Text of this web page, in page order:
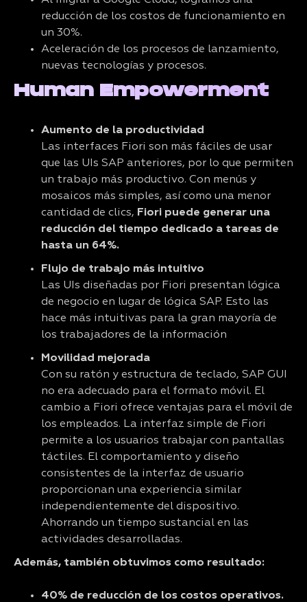
reducción de los costos de funcionamiento en
un 30%.
Aceleración de los procesos de lanzamiento,
nuevas tecnologías y procesos.
Human Empowerment
Aumento de la productividad
Las interfaces Fiori son más fáciles de usar
que las UIs SAP anteriores, por lo que permiten
un trabajo más productivo. Con menús y
mosaicos más simples, así como una menor
cantidad de clics, Fiori puede generar una
reducción del tiempo dedicado a tareas de
hasta un 64%.
Flujo de trabajo más intuitivo
Las UIs diseñadas por Fiori presentan lógica
de negocio en lugar de lógica SAP. Esto las
hace más intuitivas para la gran mayoría de
los trabajadores de la información
Movilidad mejorada
Con su ratón y estructura de teclado, SAP GUI
no era adecuado para el formato móvil. El
cambio a Fiori ofrece ventajas para el móvil de
los empleados. La interfaz simple de Fiori
permite a los usuarios trabajar con pantallas
táctiles. El comportamiento y diseño
consistentes de la interfaz de usuario
proporcionan una experiencia similar
independientemente del dispositivo.
Ahorrando un tiempo sustancial en las
actividades desarrolladas.
Además, también obtuvimos como resultado:
40% de reducción de los costos operativos.